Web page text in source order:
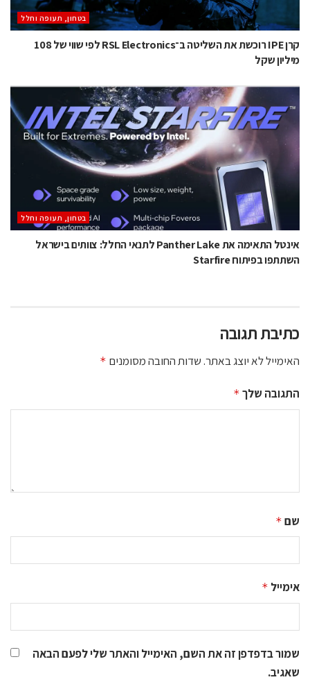
בטחון, תעופה וחלל
קרן IPE רוכשת את השליטה ב־RSL Electronics לפי שווי של 108
מיליון שקל
בטחון, תעופה וחלל
אינטל התאימה את Panther Lake לתנאי החלל: צוותים בישראל
השתתפו בפיתוח Starfire
כתיבת תגובה
האימייל לא יוצג באתר.שדות החובה מסומנים *
התגובה שלך *
שם *
אימייל *
שמור בדפדפן זה את השם, האימייל והאתר שלי לפעם הבאה
שאגיב.